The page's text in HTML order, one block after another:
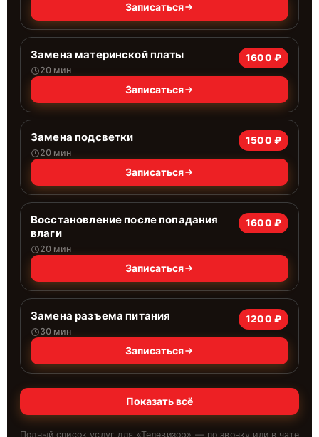
Записаться
Замена материнской платы
20 мин
1600 ₽
Записаться
Замена подсветки
20 мин
1500 ₽
Записаться
Восстановление после попадания
влаги
20 мин
1600 ₽
Записаться
Замена разъема питания
30 мин
1200 ₽
Записаться
Показать всё
Полный список услуг для «Телевизор» — по звонку или в чате